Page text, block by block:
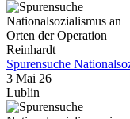
Spurensuche
3 Mai 26
Lublin